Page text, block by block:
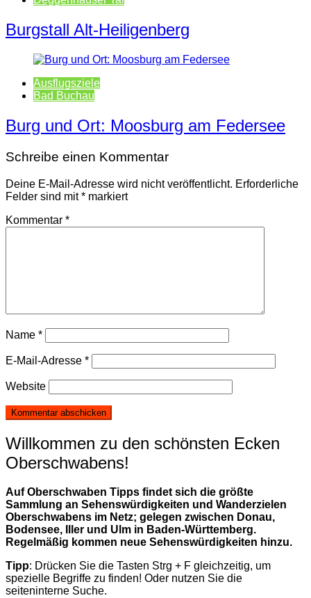
Burgstall Alt-Heiligenberg
Ausflugsziele
Bad Buchau
Burg und Ort: Moosburg am Federsee
Schreibe einen Kommentar
Deine E-Mail-Adresse wird nicht veröffentlicht. Erforderliche
Felder sind mit* markiert
Kommentar *
Name *
E-Mail-Adresse *
Website
Willkommen zu den schönsten Ecken
Oberschwabens!
Auf Oberschwaben Tipps findet sich die größte
Sammlung an Sehenswürdigkeiten und Wanderzielen
Oberschwabens im Netz; gelegen zwischen Donau,
Bodensee, Iller und Ulm in Baden-Württemberg.
Regelmäßig kommen neue Sehenswürdigkeiten hinzu.
Tipp: Drücken Sie die Tasten Strg + F gleichzeitig, um
spezielle Begriffe zu finden! Oder nutzen Sie die
seiteninterne Suche.